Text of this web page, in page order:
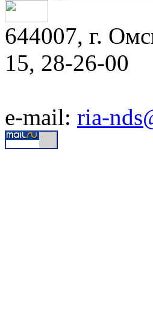
644007, г.
15, 28-26-00
e-mail: ria-